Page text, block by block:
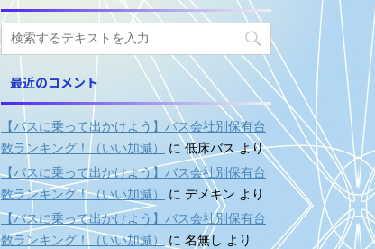
最近のコメント
【バスに乗って出かけよう】バス会社別保有台
数ランキング！（いい加減）
に低床バスより
【バスに乗って出かけよう】バス会社別保有台
数ランキング！（いい加減）
に デメキン より
【バスに乗って出かけよう】バス会社別保有台
数ランキング！（いい加減）
に 名無し より